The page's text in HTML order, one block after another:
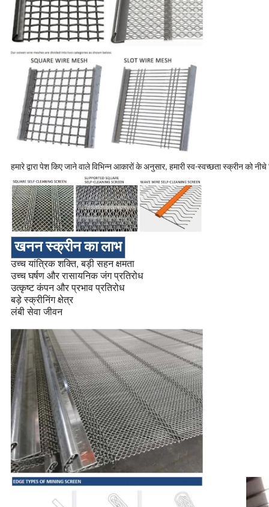
हमारे द्वारा पेश किए जाने वाले विभिन्न आकारों के अनुसार, हमारी स्व-स्वच्छता स्क्रीन को
खनन स्क्रीन का लाभ
उच्च यांत्रिक शक्ति, बड़ी सहन क्षमता
उच्च घर्षण और रासायनिक जंग प्रतिरोध
उत्कृष्ट कंपन और प्रभाव प्रतिरोध
बड़े स्क्रीनिंग क्षेत्र
लंबी सेवा जीवन